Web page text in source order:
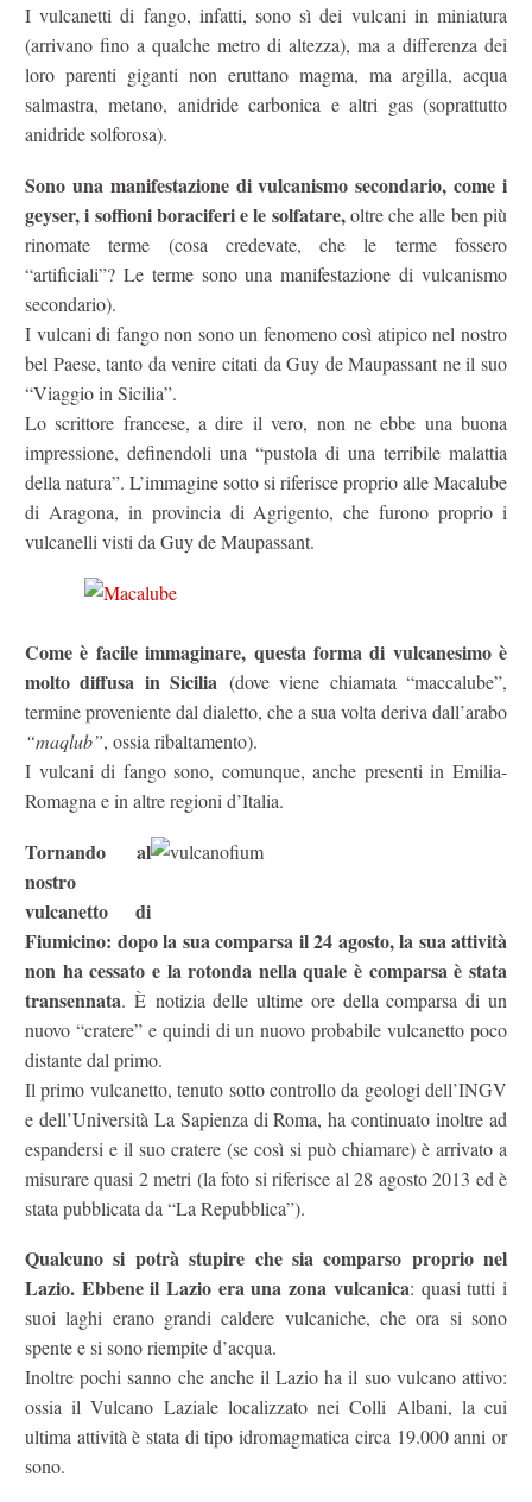
I vulcanetti di fango, infatti, sono sì dei vulcani in miniatura
(arrivano fino a qualche metro di altezza), ma a differenza dei
loro parenti giganti non eruttano magma, ma argilla, acqua
salmastra, metano, anidride carbonica e altri gas (soprattutto
anidride solforosa).
Sono una manifestazione di vulcanismo secondario, come i
geyser, i soffioni boraciferi e le solfatare,oltre che alle ben più
rinomate terme (cosa credevate, che le terme fossero
“artificiali”? Le terme sono una manifestazione di vulcanismo
secondario).
I vulcani di fango non sono un fenomeno così atipico nel nostro
bel Paese, tanto da venire citati da Guy de Maupassant ne il suo
“Viaggio in Sicilia”.
Lo scrittore francese, a dire il vero, non ne ebbe una buona
impressione, definendoli una “pustola di una terribile malattia
della natura”. L’immagine sotto si riferisce proprio alle Macalube
di Aragona, in provincia di Agrigento, che furono proprio i
vulcanelli visti da Guy de Maupassant.
Come è facile immaginare, questa forma di vulcanesimo è
molto diffusa in Sicilia (dove viene chiamata “maccalube”,
termine proveniente dal dialetto, che a sua volta deriva dall’arabo
“maqlub”, ossia ribaltamento).
I vulcani di fango sono, comunque, anche presenti in Emilia-
Romagna e in altre regioni d’Italia.
Tornando al
nostro
vulcanetto di
Fiumicino: dopo la sua comparsa il 24 agosto, la sua attività
non ha cessato e la rotonda nella quale è comparsa è stata
transennata. È notizia delle ultime ore della comparsa di un
nuovo “cratere” e quindi di un nuovo probabile vulcanetto poco
distante dal primo.
Il primo vulcanetto, tenuto sotto controllo da geologi dell’INGV
e dell’Università La Sapienza di Roma, ha continuato inoltre ad
espandersi e il suo cratere (se così si può chiamare) è arrivato a
misurare quasi 2 metri (la foto si riferisce al 28 agosto 2013 ed è
stata pubblicata da “La Repubblica”).
Qualcuno si potrà stupire che sia comparso proprio nel
Lazio. Ebbene il Lazio era una zona vulcanica: quasi tutti i
suoi laghi erano grandi caldere vulcaniche, che ora si sono
spente e si sono riempite d’acqua.
Inoltre pochi sanno che anche il Lazio ha il suo vulcano attivo:
ossia il Vulcano Laziale localizzato nei Colli Albani, la cui
ultima attività è stata di tipo idromagmatica circa 19.000 anni or
sono.